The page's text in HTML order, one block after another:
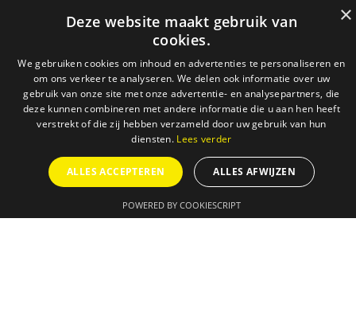
×
Deze website maakt gebruik van
cookies.
We gebruiken cookies om inhoud en advertenties te personaliseren en
om ons verkeer te analyseren. We delen ook informatie over uw
gebruik van onze site met onze advertentie- en analysepartners, die
deze kunnen combineren met andere informatie die u aan hen heeft
verstrekt of die zij hebben verzameld door uw gebruik van hun
diensten. Lees verder
ALLES ACCEPTEREN ALLES AFWIJZEN
POWERED BY COOKIESCRIPT